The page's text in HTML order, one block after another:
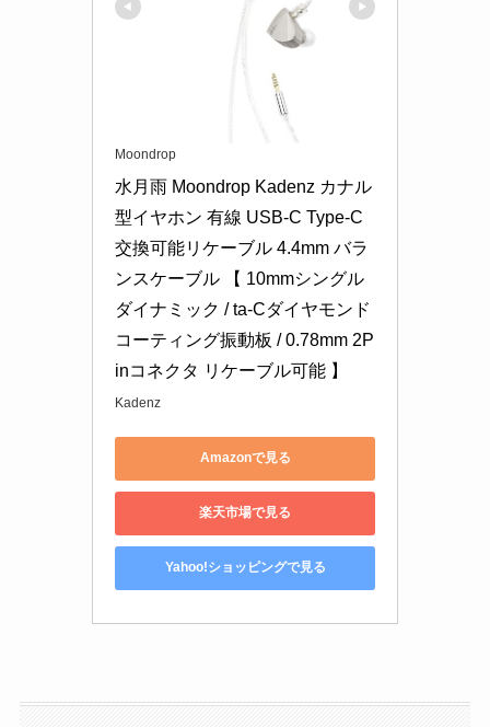
Moondrop
水月雨 Moondrop Kadenz カナル
型イヤホン 有線 USB-C Type-C
交換可能リケーブル 4.4mm バラ
ンスケーブル 【 10mmシングル
ダイナミック / ta-Cダイヤモンド
コーティング振動板 / 0.78mm 2P
inコネクタ リケーブル可能 】
Kadenz
Amazonで見る
楽天市場で見る
Yahoo!ショッピングで見る